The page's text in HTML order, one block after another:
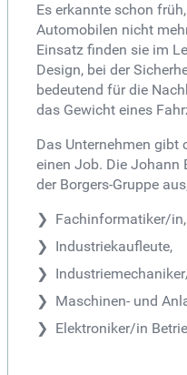
Es erkannte schon
Automobilen nicht
Einsatz finden sie im
Design, bei der
bedeutend für die
das Gewicht eines
Das Unternehmen
einen Job. Die Johann
der Borgers-Gruppe
Fachinformatiker/in,
Industriekaufleute,
Maschinen- und
Elektroniker/in